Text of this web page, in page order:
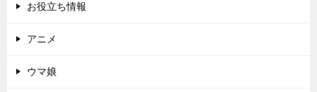
お役立ち情報
アニメ
ウマ娘